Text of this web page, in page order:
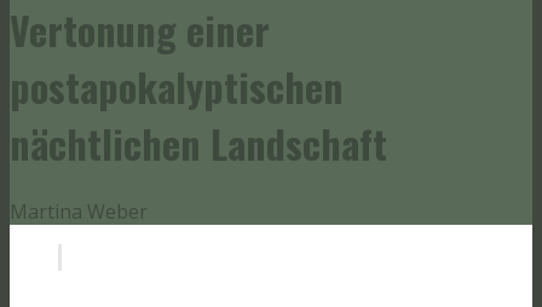
Vertonung einer
postapokalyptischen
nächtlichen Landschaft
Martina Weber